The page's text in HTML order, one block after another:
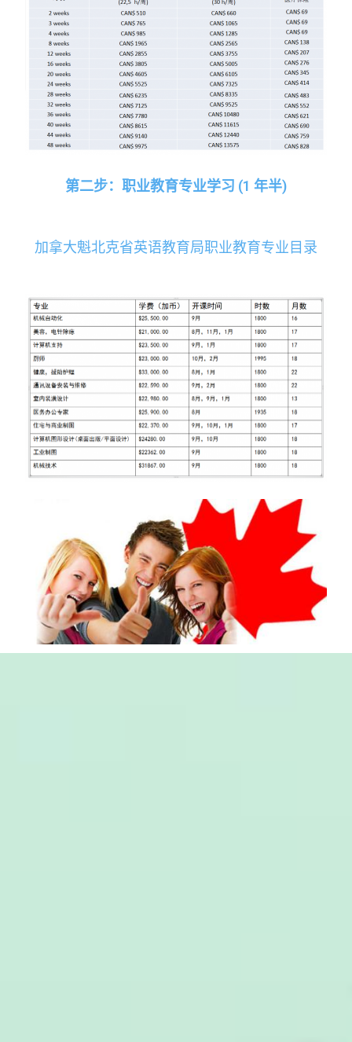
第二步：职业教育专业学习 (1 年半)
加拿大魁北克省英语教育局职业教育专业目录